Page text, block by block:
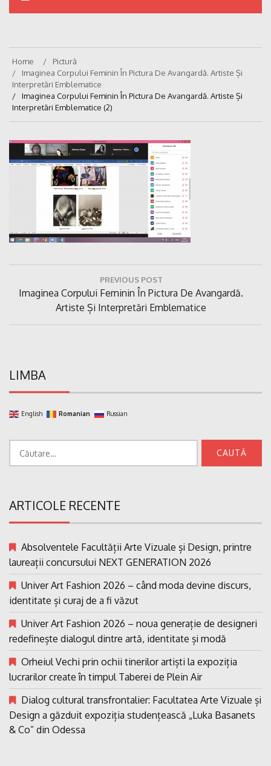
Home
Pictură
Imaginea Corpului Feminin În Pictura De Avangardă. Artiste Și
Interpretări Emblematice
Imaginea Corpului Feminin În Pictura De Avangardă. Artiste Și
Interpretări Emblematice (2)
articole
PREVIOUS POST
Previous
Imaginea Corpului Feminin În Pictura De Avangardă.
Artiste Și Interpretări Emblematice
LIMBA
English Romanian Russian
ARTICOLE RECENTE
Absolventele Facultății Arte Vizuale și Design, printre
laureații concursului NEXT GENERATION 2026
Univer Art Fashion 2026 – când moda devine discurs,
identitate și curaj de a fi văzut
Univer Art Fashion 2026 – noua generație de designeri
redefinește dialogul dintre artă, identitate și modă
Orheiul Vechi prin ochii tinerilor artiști la expoziția
lucrarilor create în timpul Taberei de Plein Air
Dialog cultural transfrontalier: Facultatea Arte Vizuale și
Design a găzduit expoziția studențească „Luka Basanets
& Co” din Odessa